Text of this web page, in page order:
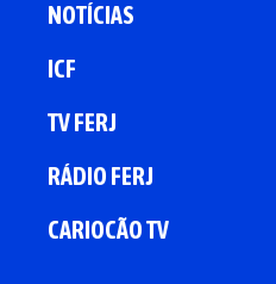
NOTÍCIAS
ICF
TV FERJ
RÁDIO FERJ
CARIOCÃO TV